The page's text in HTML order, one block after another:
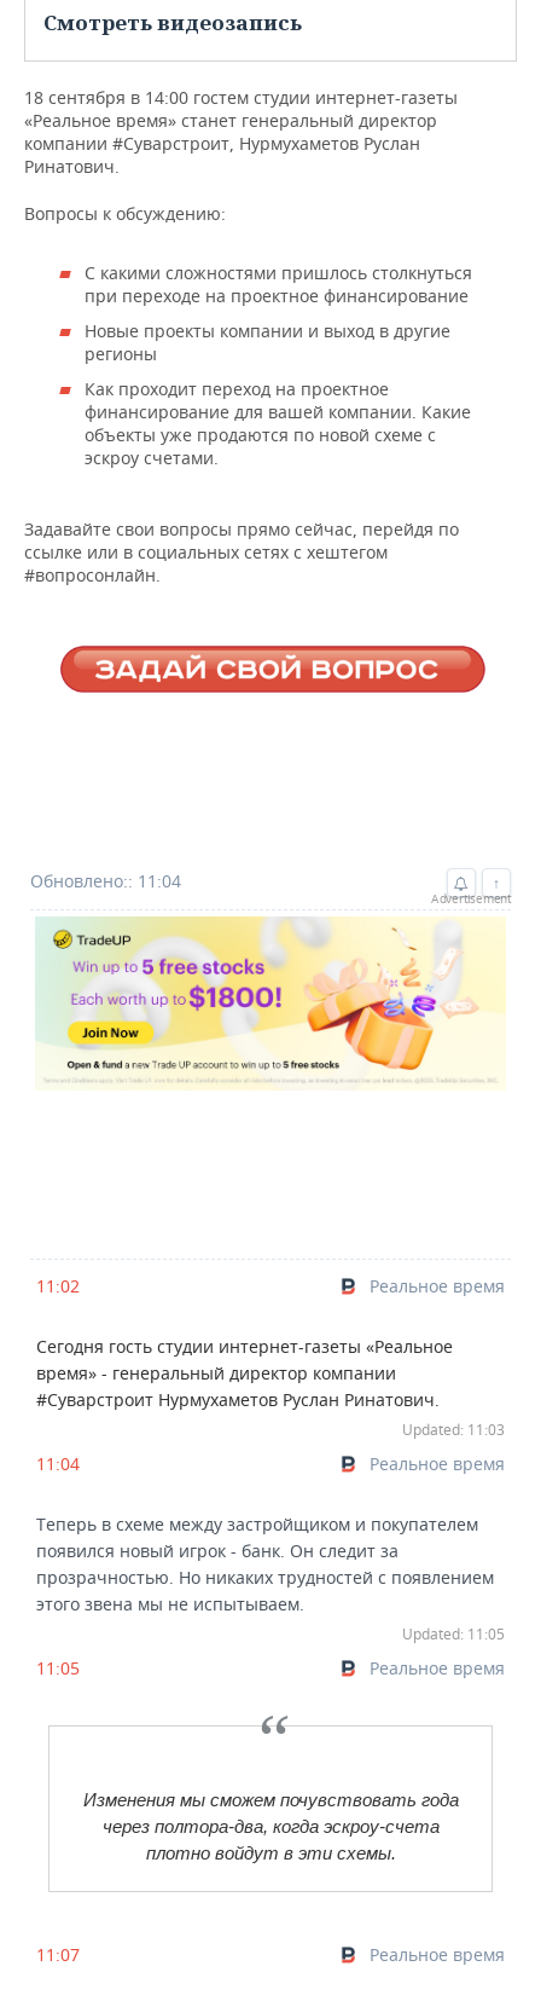
НЕФТЬ
ОПК
ЭНЕРГЕТИКА
ТРАНСПОРТ
УСЛУГИ
IT
МЕДИА
ТЕЛЕКОММУНИКАЦИИ
НОВОСТИ МЕРОПРИЯТИЙ
ВЫЕЗДНАЯ РЕДАКЦИЯ
БИЗНЕС-БРАНЧИ
ONLINE-КОНФЕРЕНЦИИ
ОТКРЫТАЯ ЛЕКЦИЯ
СПОРТ
НОВОСТИ СПОРТА
ФУТБОЛ
ХОККЕЙ
БАСКЕТБОЛ
ВОЛЕЙБОЛ
КИБЕРСПОРТ
ВОДНЫЕ ВИДЫ СПОРТА
ОБЩЕСТВО
НОВОСТИ ОБЩЕСТВА
ВЛАСТЬ
ИНФРАСТРУКТУРА
ИСТОРИЯ
КУЛЬТУРА
ОБРАЗОВАНИЕ
ФОТОГАЛЕРЕЯ
СЮЖЕТЫ
СПРАВОЧНИК
СПИСОК ПЕРСОН
СПИСОК КОМПАНИЙ
ПОЛНАЯ ВЕРСИЯ
Смотреть видеозапись
18 сентября в 14:00 гостем студии интернет-газеты
«Реальное время» станет генеральный директор
компании #Суварстроит, Нурмухаметов Руслан
Ринатович.
Вопросы к обсуждению:
С какими сложностями пришлось столкнуться
при переходе на проектное финансирование
Новые проекты компании и выход в другие
регионы
Как проходит переход на проектное
финансирование для вашей компании. Какие
объекты уже продаются по новой схеме с
эскроу счетами.
Задавайте свои вопросы прямо сейчас, перейдя по
ссылке или в социальных сетях с хештегом
#вопросонлайн.
Обновлено:: 11:04 ↑
Advertisement
11:02 Реальное время
Сегодня гость студии интернет-газеты «Реальное
время» - генеральный директор компании
#Суварстроит Нурмухаметов Руслан Ринатович.
Updated: 11:03
11:04 Реальное время
Теперь в схеме между застройщиком и покупателем
появился новый игрок - банк. Он следит за
прозрачностью. Но никаких трудностей с появлением
этого звена мы не испытываем.
Updated: 11:05
11:05 Реальное время
Изменения мы сможем почувствовать года
через полтора-два, когда эскроу-счета
плотно войдут в эти схемы.
11:07 Реальное время